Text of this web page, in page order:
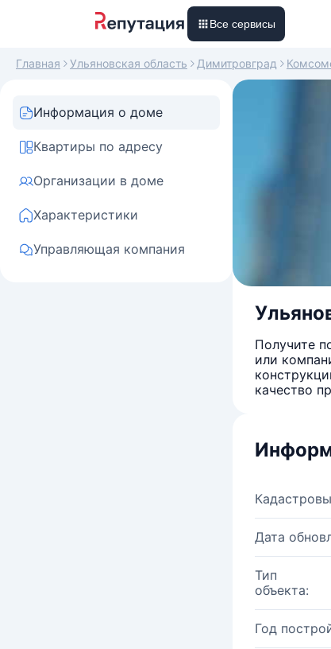
Все сервисы
Главная Ульяновская область Димитровград
Информация о доме
Квартиры по адресу
Организации в доме
Характеристики
Управляющая компания
Получите
или
качество
Дата
Тип
объекта:
Год